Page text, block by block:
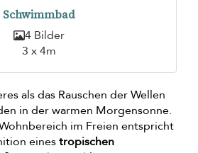
Schwimmbad
4 Bilder
3 x 4m
als das Rauschen der Wellen
in der warmen Morgensonne.
im Freien entspricht
einestropischen